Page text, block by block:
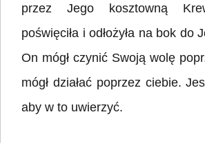
przez Jego kosztowną
poświęciła i odłożyła na bok do
On mógł czynić Swoją wolę
mógł działać poprzez ciebie.
aby w to uwierzyć.